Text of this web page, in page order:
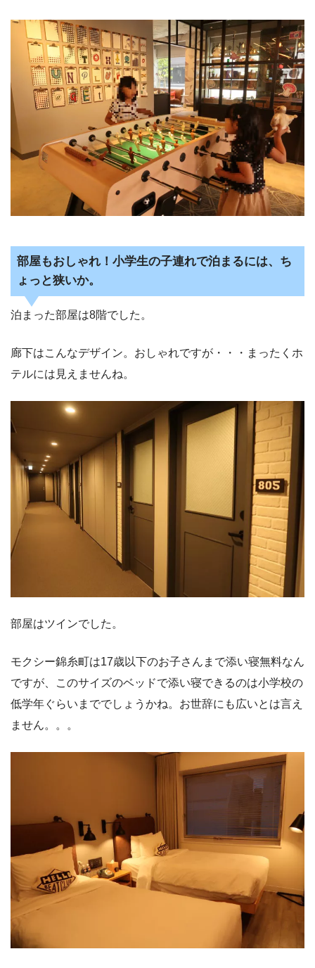
部屋もおしゃれ！小学生の子連れで泊まるには、ち
ょっと狭いか。
泊まった部屋は8階でした。
廊下はこんなデザイン。おしゃれですが・・・まったくホ
テルには見えませんね。
部屋はツインでした。
モクシー錦糸町は17歳以下のお子さんまで添い寝無料なん
ですが、このサイズのベッドで添い寝できるのは小学校の
低学年ぐらいまででしょうかね。お世辞にも広いとは言え
ません。。。